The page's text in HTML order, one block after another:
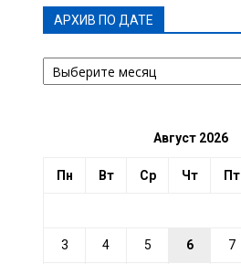
АРХИВ ПО ДАТЕ
АРХИВ
ПО
Август 2026
Пн Вт Ср Чт Пт
3 4 5 6 7